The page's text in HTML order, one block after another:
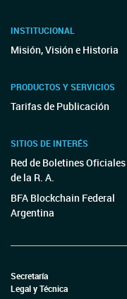
INSTITUCIONAL
Misión, Visión e Historia
PRODUCTOS Y SERVICIOS
Tarifas de Publicación
SITIOS DE INTERÉS
Red de Boletines Oficiales
de la R. A.
BFA Blockchain Federal
Argentina
Secretaría
Legal y Técnica